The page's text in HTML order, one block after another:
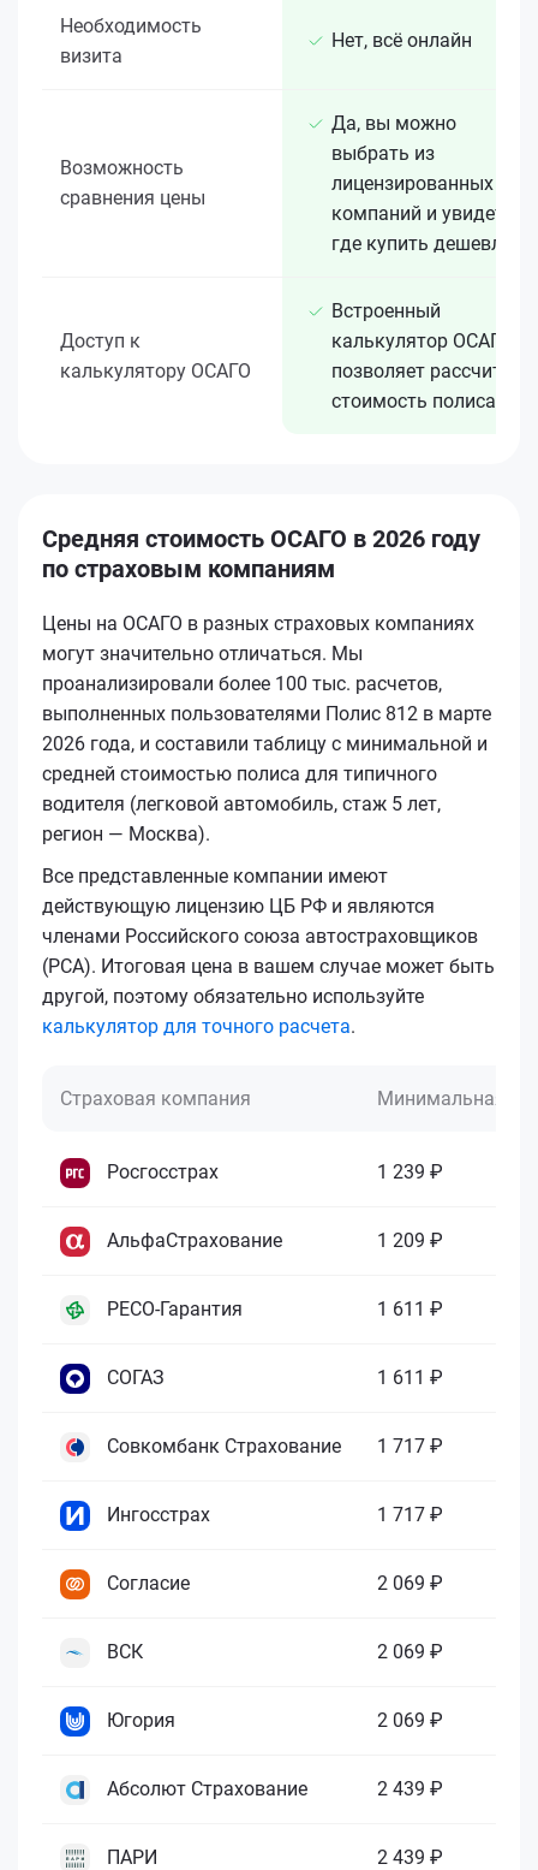
Необходимость
визита
Нет, всё онлайн
Возможность
сравнения цены
Да, вы можно
выбрать из
лицензированных 15+
компаний и увидеть,
где купить дешевле
Доступ к
калькулятору ОСАГО
Встроенный
калькулятор ОСАГО
позволяет рассчитать
стоимость полиса
Средняя стоимость ОСАГО в 2026 году
по страховым компаниям
Цены на ОСАГО в разных страховых компаниях
могут значительно отличаться. Мы
проанализировали более 100 тыс. расчетов,
выполненных пользователями Полис 812 в марте
2026 года, и составили таблицу с минимальной и
средней стоимостью полиса для типичного
водителя (легковой автомобиль, стаж 5 лет,
регион — Москва).
Все представленные компании имеют
действующую лицензию ЦБ РФ и являются
членами Российского союза автостраховщиков
(РСА). Итоговая цена в вашем случае может быть
другой, поэтому обязательно используйте
калькулятор для точного расчета.
Страховая компания Минимальная
Росгосстрах 1 239 ₽
АльфаСтрахование 1 209 ₽
РЕСО-Гарантия 1 611 ₽
СОГАЗ 1 611 ₽
Совкомбанк Страхование 1 717 ₽
Ингосстрах 1 717 ₽
Согласие 2 069 ₽
ВСК 2 069 ₽
Югория 2 069 ₽
Абсолют Страхование 2 439 ₽
ПАРИ 2 439 ₽